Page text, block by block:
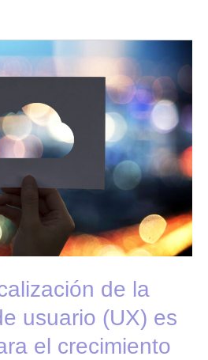
de la
usuario (UX) es
el crecimiento